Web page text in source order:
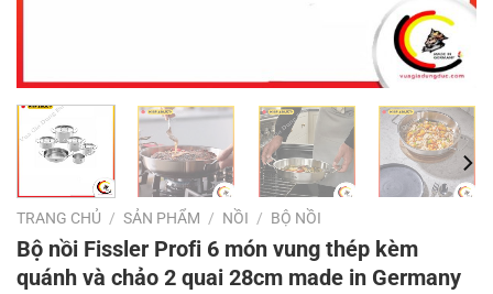
TRANG CHỦ / SẢN PHẨM / NỒI / BỘ NỒI
Bộ nồi Fissler Profi 6 món vung thép kèm
quánh và chảo 2 quai 28cm made in Germany